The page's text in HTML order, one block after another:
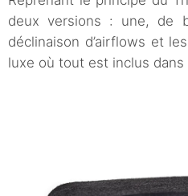
deux versions : une, de
déclinaison d’airflows et
luxe où tout est inclus dans